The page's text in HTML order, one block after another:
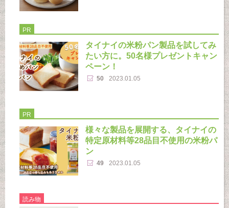
PR
タイナイの米粉パン製品を試してみ
たい方に。50名様プレゼントキャン
ペーン！
50 2023.01.05
PR
様々な製品を展開する、タイナイの
特定原材料等28品目不使用の米粉パ
ン
49 2023.01.05
読み物